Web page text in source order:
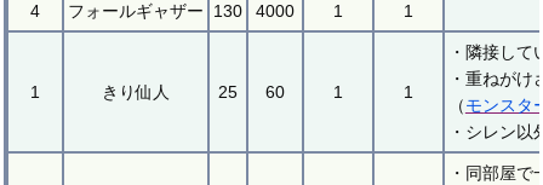
4 フォールギャザー 130 4000 1 1
1 きり仙人 25 60 1 1
・隣接し
・重ねが
（モンスタ
・シレン
・同部屋